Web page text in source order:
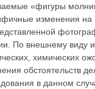
«фигуры
изменения на
По внешнему виду
химических
обстоятельств
в данном